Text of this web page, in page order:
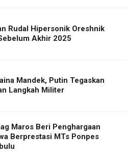
Rudal Hipersonik Oreshnik
Akhir 2025
Mandek, Putin Tegaskan
Langkah Militer
Maros Beri Penghargaan
Berprestasi MTs Ponpes